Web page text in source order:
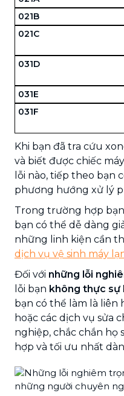
021B
021C
031D
031E
031F
Khi bạn đã tra cứu
và biết được chiếc
lỗi nào, tiếp theo bạn
phương hướng xử lý
Trong trường hợp
bạn có thể dễ dàng
những linh kiện cần
dịch vụ vệ sinh máy
Đối với những lỗi
lỗi bạn không thực sự
bạn có thể làm là liên
hoặc các dịch vụ sửa
nghiệp, chắc chắn họ
hợp và tối ưu nhất